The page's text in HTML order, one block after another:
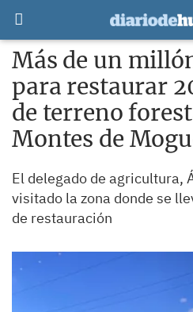
Más de un
para restaurar
de terreno
Montes de
El delegado de agricultura,
visitado la zona donde se
de restauración